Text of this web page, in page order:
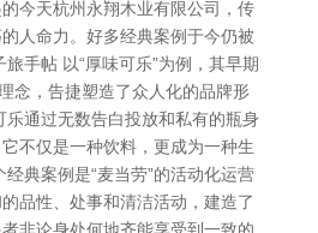
今天杭州永翔木业有限公司，传
人命力。好多经典案例于今仍被
手帖 以“厚味可乐”为例，其早期
念，告捷塑造了众人化的品牌形
通过无数告白投放和私有的瓶身
不仅是一种饮料，更成为一种生
典案例是“麦当劳”的活动化运营
品性、处事和清洁活动，建造了